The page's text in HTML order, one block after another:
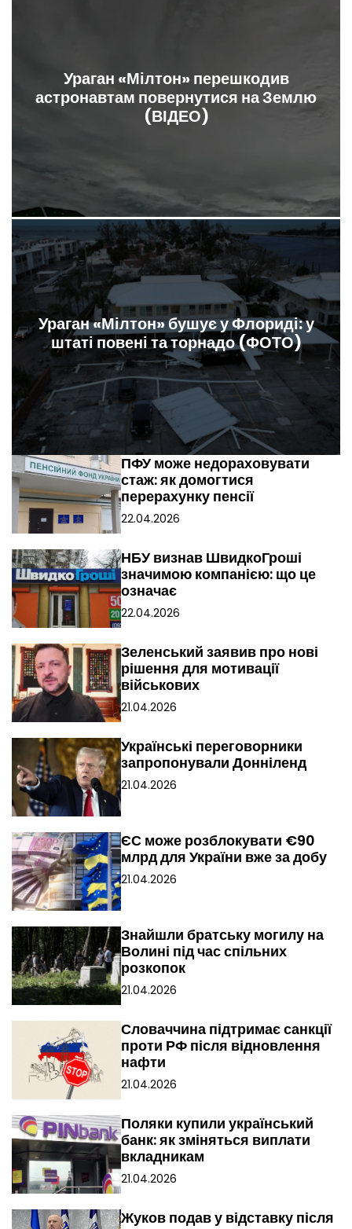
Ураган «Мілтон» перешкодив
астронавтам повернутися на Землю
(ВІДЕО)
Ураган «Мілтон» бушує у Флориді: у
штаті повені та торнадо (ФОТО)
ПФУ може недораховувати
стаж: як домогтися
перерахунку пенсії
22.04.2026
НБУ визнав ШвидкоГроші
значимою компанією: що це
означає
22.04.2026
Зеленський заявив про нові
рішення для мотивації
військових
21.04.2026
Українські переговорники
запропонували Донніленд
21.04.2026
ЄС може розблокувати €90
млрд для України вже за добу
21.04.2026
Знайшли братську могилу на
Волині під час спільних
розкопок
21.04.2026
Словаччина підтримає санкції
проти РФ після відновлення
нафти
21.04.2026
Поляки купили український
банк: як зміняться виплати
вкладникам
21.04.2026
Жуков подав у відставку після